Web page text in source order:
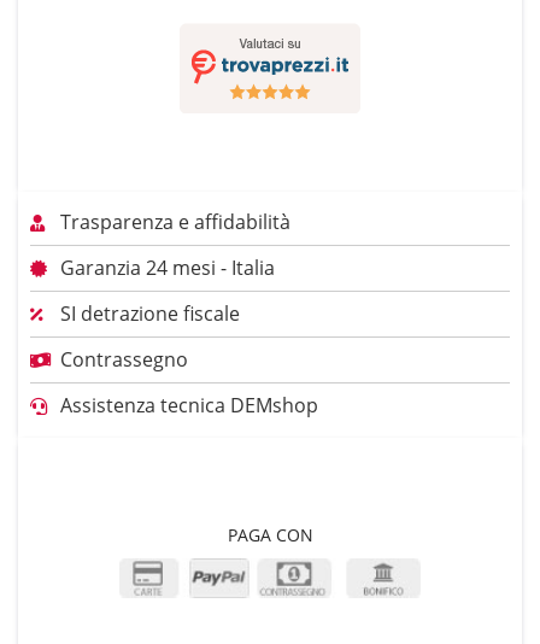
Trasparenza e affidabilità
Garanzia 24 mesi - Italia
SI detrazione fiscale
Contrassegno
Assistenza tecnica DEMshop
PAGA CON